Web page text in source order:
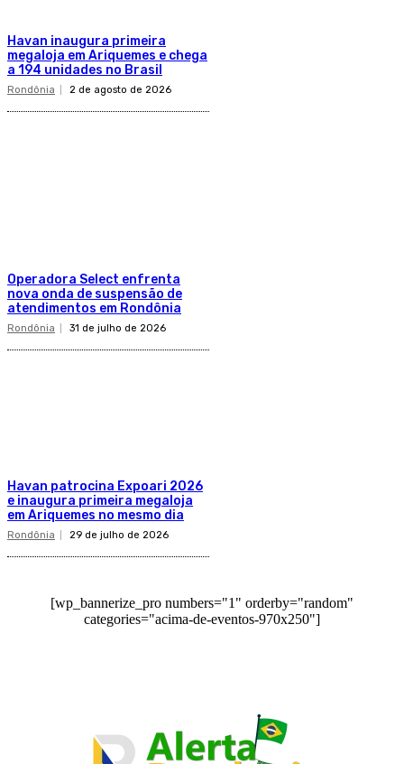
Havan inaugura primeira
megaloja em Ariquemes e chega
a 194 unidades no Brasil
Rondônia 2 de agosto de 2026
Operadora Select enfrenta
nova onda de suspensão de
atendimentos em Rondônia
Rondônia 31 de julho de 2026
Havan patrocina Expoari 2026
e inaugura primeira megaloja
em Ariquemes no mesmo dia
Rondônia 29 de julho de 2026
[wp_bannerize_pro numbers="1" orderby="random"
categories="acima-de-eventos-970x250"]